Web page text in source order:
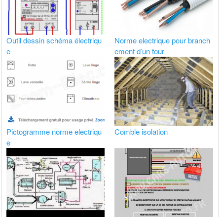
Outil dessin schéma électriqu
e
Norme electrique pour branch
ement d’un four
Pictogramme norme electriqu
e
Comble isolation